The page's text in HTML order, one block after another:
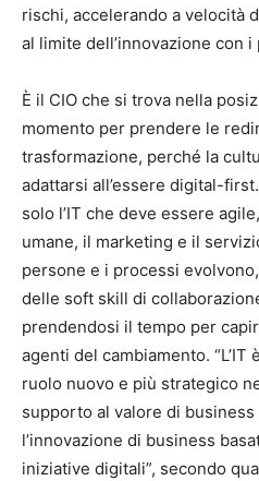
rischi, accelerando a velocità
al limite dell’innovazione con i
È il CIO che si trova nella
momento per prendere le
trasformazione, perché la
adattarsi all’essere digital-
solo l’IT che deve essere
umane, il marketing e il
persone e i processi
delle soft skill di
prendendosi il tempo per
agenti del cambiamento.
ruolo nuovo e più strategico
supporto al valore di
l’innovazione di business
iniziative digitali”, secondo